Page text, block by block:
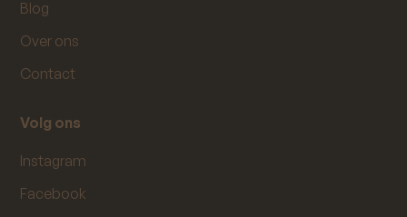
Blog
Over ons
Contact
Volg ons
Instagram
Facebook